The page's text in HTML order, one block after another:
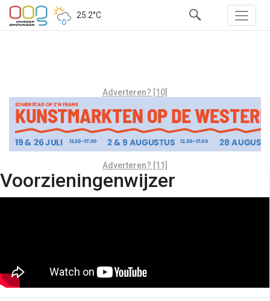
25.2°C
Adverteren? [10]
Adverteren? [11]
Voorzieningenwijzer